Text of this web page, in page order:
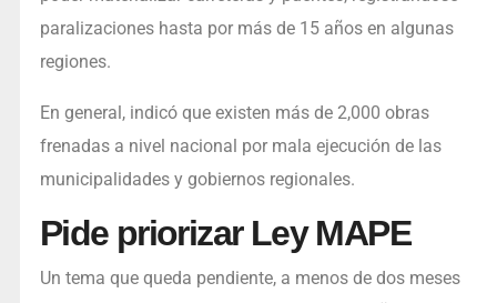
paralizaciones hasta por más de 15 años en algunas
regiones.
En general, indicó que existen más de 2,000 obras
frenadas a nivel nacional por mala ejecución de las
municipalidades y gobiernos regionales.
Pide priorizar Ley MAPE
Un tema que queda pendiente, a menos de dos meses